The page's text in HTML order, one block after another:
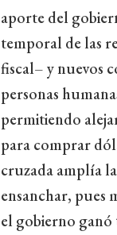
aporte del
temporal de las
fiscal– y nuevos
personas
permitiendo
para comprar
cruzada amplía
ensanchar, pues
el gobierno ganó